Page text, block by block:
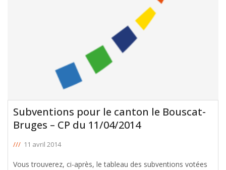
Subventions pour le canton le Bouscat-
Bruges – CP du 11/04/2014
/// 11 avril 2014
Vous trouverez, ci-après, le tableau des subventions votées